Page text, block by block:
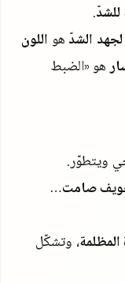
.
لجهد الشدّ هو اللون
هو «الضبط
ويتطوّر.
صامت…
المظلمة، وتشكّل